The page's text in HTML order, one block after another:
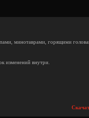
минотаврами, горящими
изменений внутри.